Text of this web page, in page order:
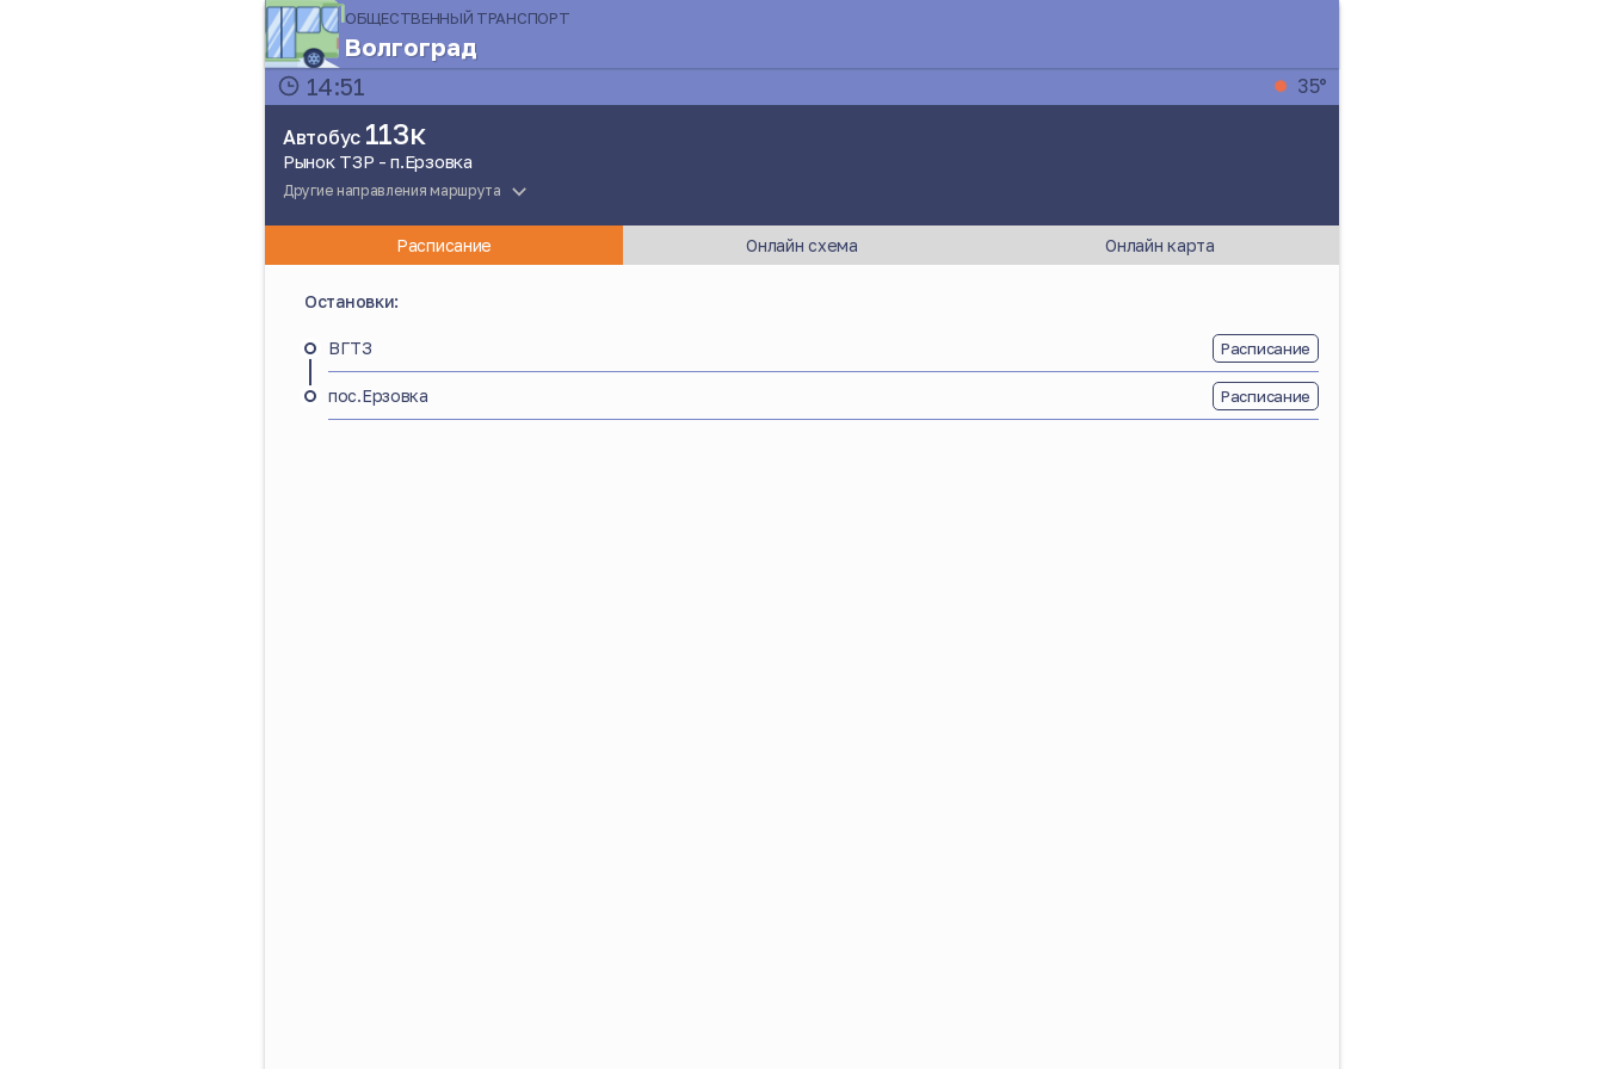
ОБЩЕСТВЕННЫЙ ТРАНСПОРТ
Волгоград
14:51
35°
Автобус 113к
Рынок ТЗР - п.Ерзовка
Другие направления маршрута
Расписание Онлайн схема Онлайн карта
Остановки:
ВГТЗ Расписание
пос.Ерзовка Расписание